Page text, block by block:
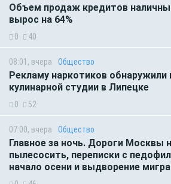
Объем продаж кредитов
вырос на 64%
0 40
08:01, вчера Общество
Рекламу наркотиков обнаружили
кулинарной студии в Липецке
0 52
07:00, вчера Общество
Главное за ночь. Дороги Москвы
пылесосить, переписки с
начало осени и выдворение